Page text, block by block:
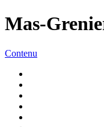
Mas-
Contenu